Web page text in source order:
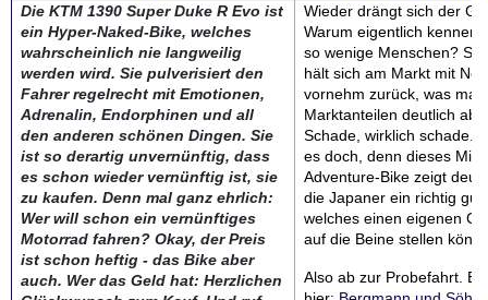
Die KTM 1390 Super Duke R Evo ist
ein Hyper-Naked-Bike, welches
wahrscheinlich nie langweilig
werden wird. Sie pulverisiert den
Fahrer regelrecht mit Emotionen,
Adrenalin, Endorphinen und all
den anderen schönen Dingen. Sie
ist so derartig unvernünftig, dass
es schon wieder vernünftig ist, sie
zu kaufen. Denn mal ganz ehrlich:
Wer will schon ein vernünftiges
Motorrad fahren? Okay, der Preis
ist schon heftig - das Bike aber
auch. Wer das Geld hat: Herzlichen
Wieder drängt sich der
Warum eigentlich kennen
so wenige Menschen?
hält sich am Markt mit
vornehm zurück, was
Marktanteilen deutlich
Schade, wirklich schade.
es doch, denn dieses
Adventure-Bike zeigt
die Japaner ein richtig
welches einen eigenen
auf die Beine stellen
Also ab zur Probefahrt.